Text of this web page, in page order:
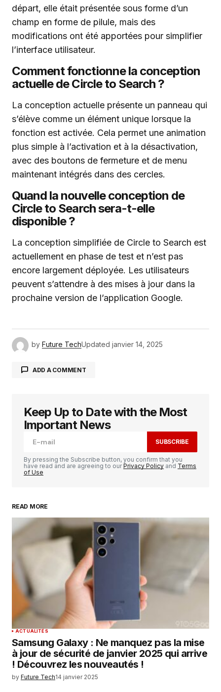
départ, elle était présentée sous forme d’un
champ en forme de pilule, mais des
modifications ont été apportées pour simplifier
l’interface utilisateur.
Comment fonctionne la conception
actuelle de Circle to Search ?
La conception actuelle présente un panneau qui
s’élève comme un élément unique lorsque la
fonction est activée. Cela permet une animation
plus simple à l’activation et à la désactivation,
avec des boutons de fermeture et de menu
maintenant intégrés dans des cercles.
Quand la nouvelle conception de
Circle to Search sera-t-elle
disponible ?
La conception simplifiée de Circle to Search est
actuellement en phase de test et n’est pas
encore largement déployée. Les utilisateurs
peuvent s’attendre à des mises à jour dans la
prochaine version de l’application Google.
by Future TechUpdated janvier 14, 2025
ADD A COMMENT
Votre adresse e-mail ne sera pas publiée. Les
champs obligatoires sont indiqués avec
Your Name
Your E-mail*
Enregistrer mon nom, mon e-mail et mon
site dans le navigateur pour mon prochain
commentaire.
SUBMIT COMMENT
Keep Up to Date with the Most
Important News
SUBSCRIBE
By pressing the Subscribe button, you confirm that you
have read and are agreeing to ourPrivacy Policy and Terms
of Use
READ MORE
ACTUALITÉS
Samsung Galaxy : Ne manquez pas la mise
à jour de sécurité de janvier 2025 qui arrive
! Découvrez les nouveautés !
by Future Tech14 janvier 2025